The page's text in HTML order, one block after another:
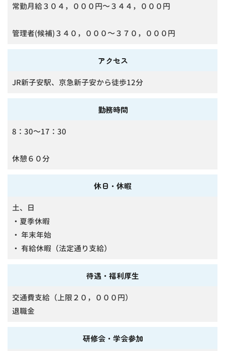
常勤月給３０４，０００円～３４４，０００円
管理者(候補)３４０，０００～３７０，０００円
アクセス
JR新子安駅、京急新子安から徒歩12分
勤務時間
8：30～17：30
休憩６０分
休日・休暇
土、日
・夏季休暇
・ 年末年始
・ 有給休暇（法定通り支給）
待遇・福利厚生
交通費支給（上限２０，０００円）
退職金
研修会・学会参加